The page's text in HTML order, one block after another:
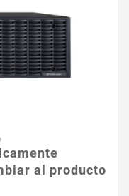
al producto